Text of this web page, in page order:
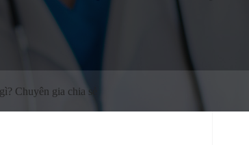
Chuyên gia chia sẻ